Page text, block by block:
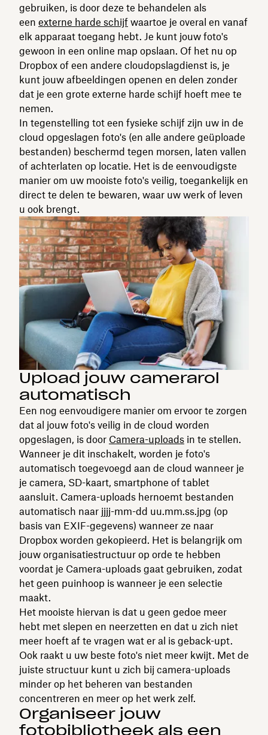
gebruiken, is door deze te behandelen als
een externe harde schijf waartoe je overal en vanaf
elk apparaat toegang hebt. Je kunt jouw foto's
gewoon in een online map opslaan. Of het nu op
Dropbox of een andere cloudopslagdienst is, je
kunt jouw afbeeldingen openen en delen zonder
dat je een grote externe harde schijf hoeft mee te
nemen.
In tegenstelling tot een fysieke schijf zijn uw in de
cloud opgeslagen foto's (en alle andere geüploade
bestanden) beschermd tegen morsen, laten vallen
of achterlaten op locatie. Het is de eenvoudigste
manier om uw mooiste foto's veilig, toegankelijk en
direct te delen te bewaren, waar uw werk of leven
u ook brengt.
Upload jouw camerarol
automatisch
Een nog eenvoudigere manier om ervoor te zorgen
dat al jouw foto's veilig in de cloud worden
opgeslagen, is door Camera-uploads in te stellen.
Wanneer je dit inschakelt, worden je foto's
automatisch toegevoegd aan de cloud wanneer je
je camera, SD-kaart, smartphone of tablet
aansluit. Camera-uploads hernoemt bestanden
automatisch naar jjjj-mm-dd uu.mm.ss.jpg (op
basis van EXIF-gegevens) wanneer ze naar
Dropbox worden gekopieerd. Het is belangrijk om
jouw organisatiestructuur op orde te hebben
voordat je Camera-uploads gaat gebruiken, zodat
het geen puinhoop is wanneer je een selectie
maakt.
Het mooiste hiervan is dat u geen gedoe meer
hebt met slepen en neerzetten en dat u zich niet
meer hoeft af te vragen wat er al is geback-upt.
Ook raakt u uw beste foto's niet meer kwijt. Met de
juiste structuur kunt u zich bij camera-uploads
minder op het beheren van bestanden
concentreren en meer op het werk zelf.
Organiseer jouw
fotobibliotheek als een